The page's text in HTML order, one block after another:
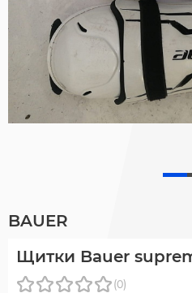
BAUER
Щитки Bauer
(0)